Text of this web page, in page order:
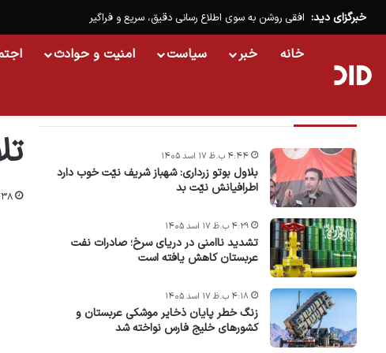
خبرگزای دید: افقی روشن به سوی اطلاع رسانی دقیق، سریع و فراگیر
خانه خبر سیاست امنیت و حوادث
۴:۳۸ ب.ظ
بلاول بوتو زرداری: شهباز شریف نیّت خوب دارد
اطرافیانش نیّت بد
۴:۴۴ ب.ظ ۱۷ اسد ۱۴۰۵
تشدید ناامنی در دریای سرخ؛ صادرات نفت
عربستان کاهش یافته است
۴:۲۹ ب.ظ ۱۷ اسد ۱۴۰۵
زنگ خطر پایان ذخایر موشکی عربستان و
کشورهای خلیج فارس نواخته شد
۴:۱۸ ب.ظ ۱۷ اسد ۱۴۰۵